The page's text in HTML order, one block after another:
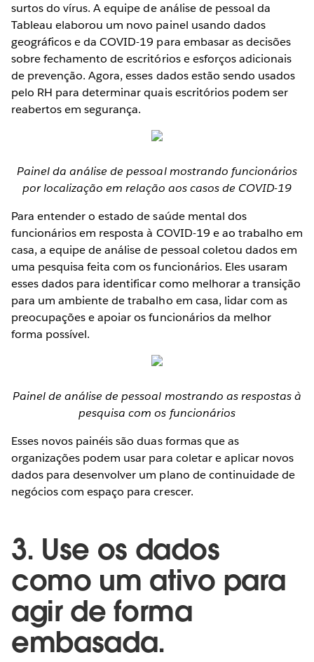
surtos do vírus. A equipe de análise de pessoal da
Tableau elaborou um novo painel usando dados
geográficos e da COVID-19 para embasar as decisões
sobre fechamento de escritórios e esforços adicionais
de prevenção. Agora, esses dados estão sendo usados
pelo RH para determinar quais escritórios podem ser
reabertos em segurança.
Painel da análise de pessoal mostrando funcionários
por localização em relação aos casos de COVID-19
Para entender o estado de saúde mental dos
funcionários em resposta à COVID-19 e ao trabalho em
casa, a equipe de análise de pessoal coletou dados em
uma pesquisa feita com os funcionários. Eles usaram
esses dados para identificar como melhorar a transição
para um ambiente de trabalho em casa, lidar com as
preocupações e apoiar os funcionários da melhor
forma possível.
Painel de análise de pessoal mostrando as respostas à
pesquisa com os funcionários
Esses novos painéis são duas formas que as
organizações podem usar para coletar e aplicar novos
dados para desenvolver um plano de continuidade de
negócios com espaço para crescer.
3. Use os dados
como um ativo para
agir de forma
embasada.